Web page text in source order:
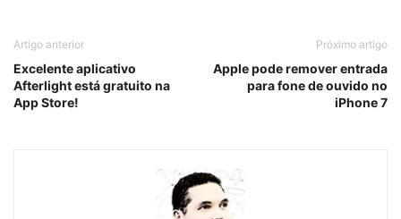
Artigo anterior
Excelente aplicativo
Afterlight está gratuito na
App Store!
Próximo artigo
Apple pode remover entrada
para fone de ouvido no
iPhone 7